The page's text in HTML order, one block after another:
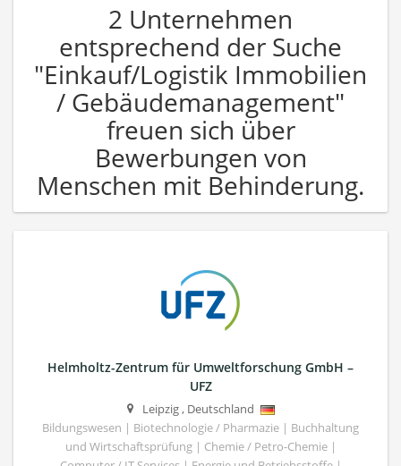
2 Unternehmen
entsprechend der Suche
"Einkauf/Logistik Immobilien
/ Gebäudemanagement"
freuen sich über
Bewerbungen von
Menschen mit Behinderung.
Helmholtz-Zentrum für Umweltforschung GmbH –
UFZ
Leipzig, Deutschland
Bildungswesen | Biotechnologie / Pharmazie | Buchhaltung
und Wirtschaftsprüfung | Chemie / Petro-Chemie |